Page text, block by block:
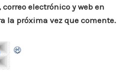
electrónico y web en
la próxima vez que comente.